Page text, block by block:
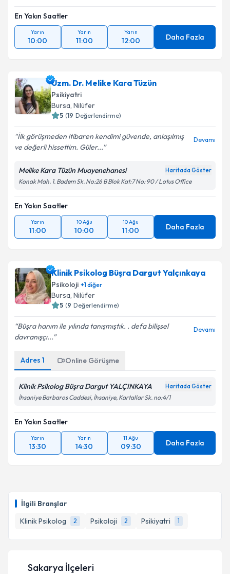
İlgili Branşlar
Klinik Psikolog
2 Psikoloji 2 Psikiyatri 1
En Yakın Saatler
Yarın
10:00
Yarın
11:00
Yarın
12:00 Daha Fazla
Uzm. Dr. Melike Kara Tüzün
Psikiyatri
Bursa, Nilüfer
5 (19 Değerlendirme)
İlk görüşmeden itibaren kendimi güvende, anlaşılmış
ve değerli hissettim. Güler...
Devamı
Melike Kara Tüzün Muayenehanesi Haritada Göster
Konak Mah. 1. Badem Sk. No:26 B Blok Kat:7 No: 90 / Lotus Office
En Yakın Saatler
Yarın
11:00
10 Ağu
10:00
10 Ağu
11:00 Daha Fazla
Klinik Psikolog Büşra Dargut Yalçınkaya
Psikoloji +1diğer
Bursa, Nilüfer
5 (9 Değerlendirme)
Büşra hanım ile yılında tanışmıştık. . defa bilişsel
davranışçı...
Devamı
Adres 1 Online Görüşme
Klinik Psikolog Büşra Dargut YALÇINKAYA Haritada Göster
İhsaniye Barbaros Caddesi, İhsaniye, Kartallar Sk. no:4/1
En Yakın Saatler
Yarın
13:30
Yarın
14:30
11 Ağu
09:30 Daha Fazla
Sakarya İlçeleri